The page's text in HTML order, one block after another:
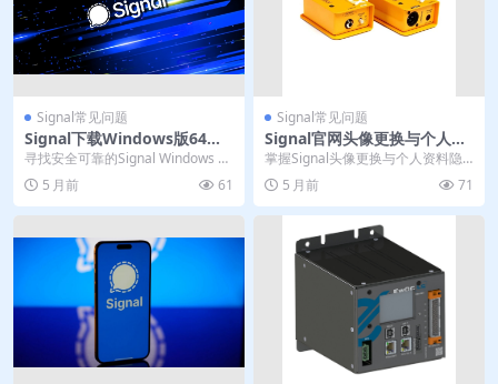
Signal常见问题
Signal下载Windows版64位
桌面客户端官方安装包
寻找安全可靠的Signal Windows 64
位官方桌面客户端下载指南？本内
容...5 月前 61
Signal常见问题
Signal官网头像更换与个人资
料隐私设置指南
掌握Signal头像更换与个人资料隐
私设置，全面管理您的数字身份。
本指南详细解析...
5 月前 71